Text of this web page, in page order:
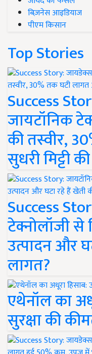
बिज़नेस आइडियाज
पीएम किसान
Top Stories
Success
जायटॉनिक
की तस्वीर,
सुधरी मिट्टी
Success
टेक्नोलॉजी
उत्पादन और
लागत?
एथेनॉल का
सुरक्षा की